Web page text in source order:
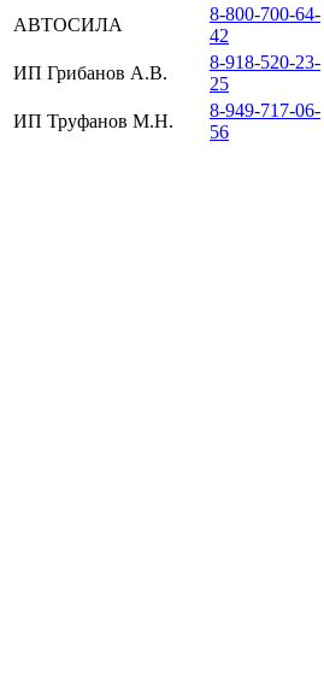
АВТОСИЛА
8-800-700-64-
42
ИП Грибанов А.В.
8-918-520-23-
25
ИП Труфанов М.Н.
8-949-717-06-
56